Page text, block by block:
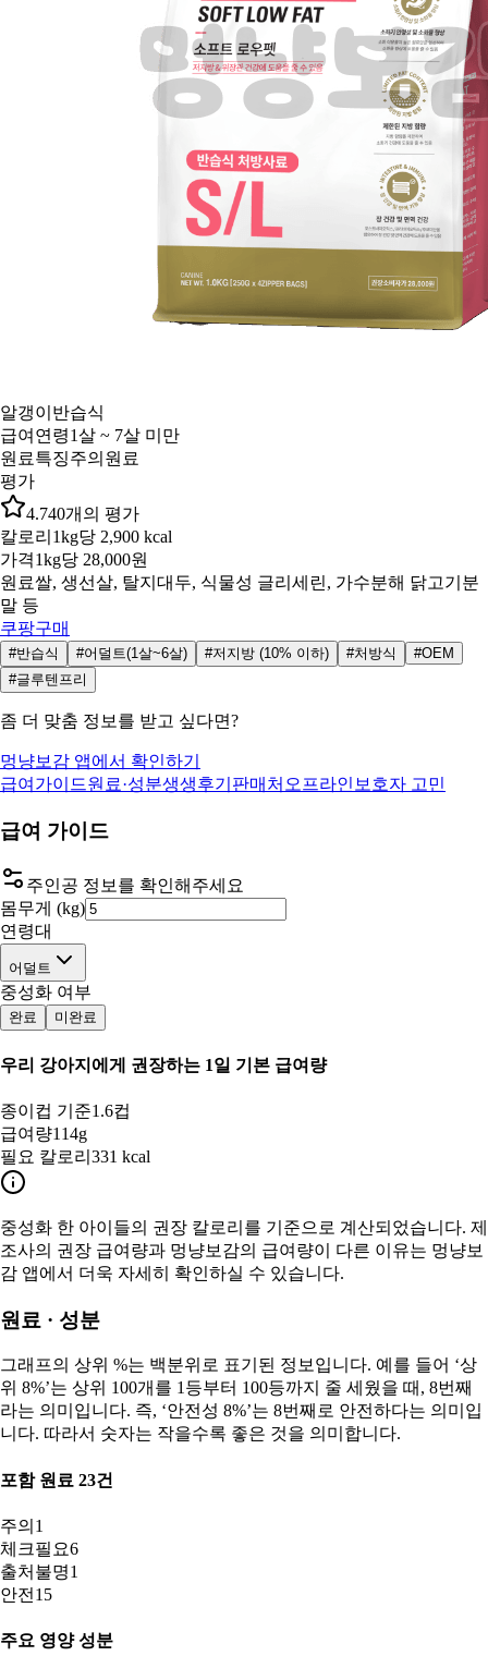
알갱이 반습식
급여연령1살 ~ 7살 미만
원료특징주의원료
평가
4.740개의 평가
칼로리 1kg당 2,900 kcal
가격1kg당 28,000원
원료쌀, 생선살, 탈지대두, 식물성 글리세린, 가수분해 닭고기분
말 등
쿠팡구매
#반습식 #어덜트(1살~6살) #저지방 (10% 이하) #처방식
#OEM
#글루텐프리
좀 더 맞춤 정보를 받고 싶다면?
멍냥보감 앱에서 확인하기
급여가이드원료·성분생생후기 판매처 오프라인 보호자 고민
급여 가이드
주인공 정보를 확인해주세요
몸무게 (kg)
연령대
어덜트
중성화 여부
완료 미완료
우리 강아지 에게 권장하는 1일 기본 급여량
종이컵 기준1.6컵
급여량114g
필요 칼로리 331 kcal
중성화 한 아이들의 권장 칼로리를 기준으로 계산되었습니다. 제
조사의 권장 급여량과 멍냥보감의 급여량이 다른 이유는 멍냥보
감 앱에서 더욱 자세히 확인하실 수 있습니다.
원료 · 성분
그래프의 상위 %는 백분위로 표기된 정보입니다. 예를 들어 ‘상
위 8%’는 상위 100개를 1등부터 100등까지 줄 세웠을 때, 8번째
라는 의미입니다. 즉, ‘안전성 8%’는 8번째로 안전하다는 의미입
니다. 따라서 숫자는 작을수록 좋은 것을 의미합니다.
포함 원료 23건
주의 1
체크필요6
출처불명1
안전 15
주요 영양 성분